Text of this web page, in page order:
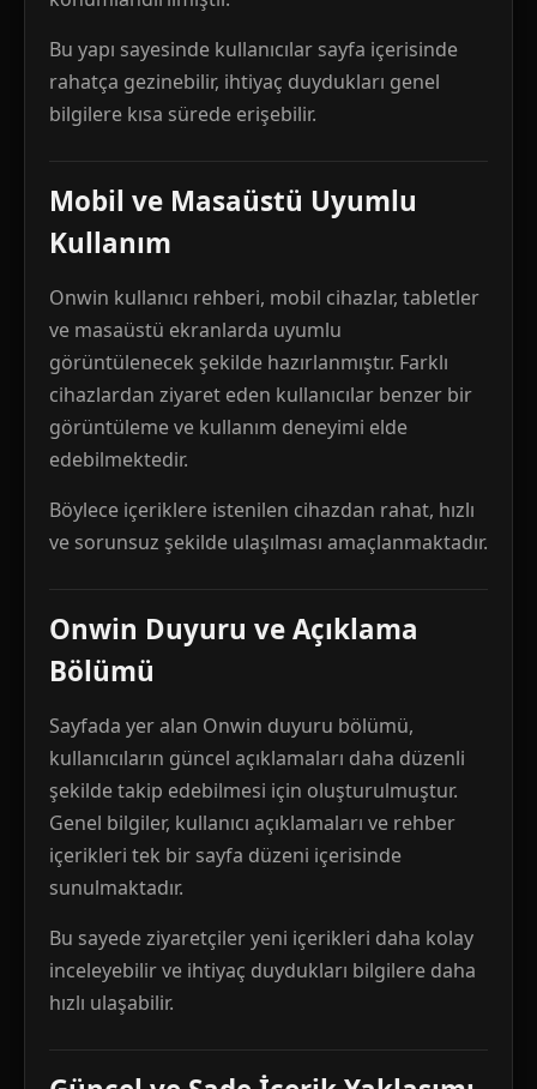
Bu yapı sayesinde kullanıcılar sayfa içerisinde
rahatça gezinebilir, ihtiyaç duydukları genel
bilgilere kısa sürede erişebilir.
Mobil ve Masaüstü Uyumlu
Kullanım
Onwin kullanıcı rehberi, mobil cihazlar, tabletler
ve masaüstü ekranlarda uyumlu
görüntülenecek şekilde hazırlanmıştır. Farklı
cihazlardan ziyaret eden kullanıcılar benzer bir
görüntüleme ve kullanım deneyimi elde
edebilmektedir.
Böylece içeriklere istenilen cihazdan rahat, hızlı
ve sorunsuz şekilde ulaşılması amaçlanmaktadır.
Onwin Duyuru ve Açıklama
Bölümü
Sayfada yer alan Onwin duyuru bölümü,
kullanıcıların güncel açıklamaları daha düzenli
şekilde takip edebilmesi için oluşturulmuştur.
Genel bilgiler, kullanıcı açıklamaları ve rehber
içerikleri tek bir sayfa düzeni içerisinde
sunulmaktadır.
Bu sayede ziyaretçiler yeni içerikleri daha kolay
inceleyebilir ve ihtiyaç duydukları bilgilere daha
hızlı ulaşabilir.